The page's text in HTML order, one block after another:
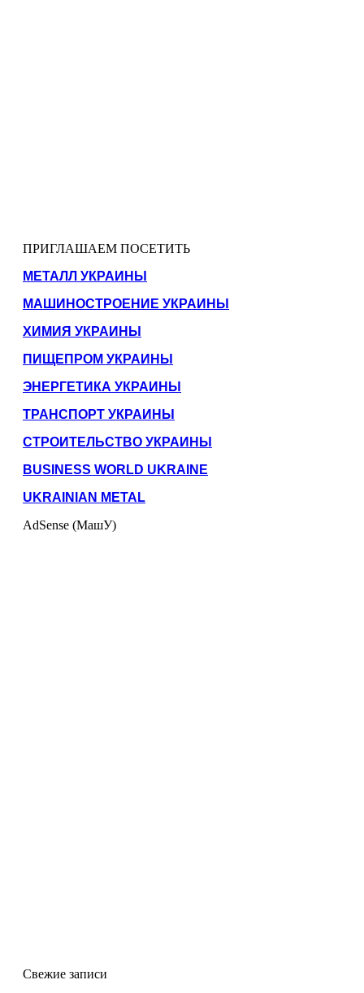
ПРИГЛАШАЕМ ПОСЕТИТЬ
МЕТАЛЛ УКРАИНЫ
МАШИНОСТРОЕНИЕ УКРАИНЫ
ХИМИЯ УКРАИНЫ
ПИЩЕПРОМ УКРАИНЫ
ЭНЕРГЕТИКА УКРАИНЫ
ТРАНСПОРТ УКРАИНЫ
СТРОИТЕЛЬСТВО УКРАИНЫ
BUSINESS WORLD UKRAINE
UKRAINIAN METAL
AdSense (МашУ)
Свежие записи